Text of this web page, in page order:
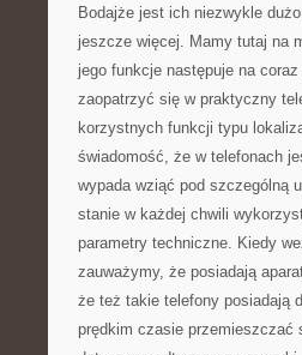
Bodajże jest ich niezwykle
jeszcze więcej. Mamy tutaj na
jego funkcje następuje na
zaopatrzyć się w praktyczny
korzystnych funkcji typu
świadomość, że w telefonach
wypada wziąć pod szczególną
stanie w każdej chwili
parametry techniczne. Kiedy
zauważymy, że posiadają
że też takie telefony posiadają
prędkim czasie przemieszczać